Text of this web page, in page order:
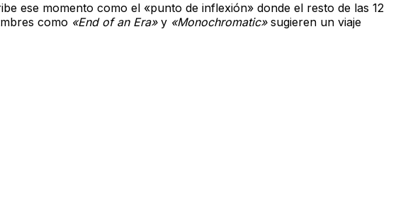
ese momento como el «punto de inflexión» donde el resto de las 12
como «End of an Era»y «Monochromatic»sugieren un viaje